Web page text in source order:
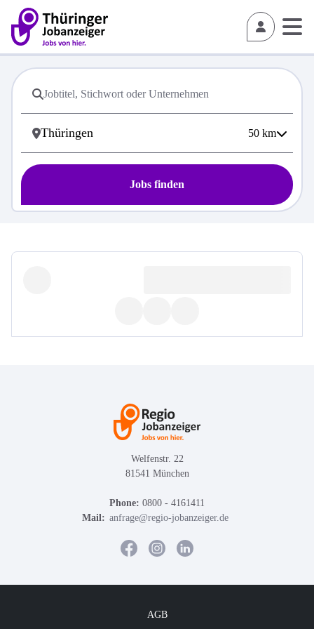
50 km
Jobs finden
Welfenstr. 22
81541 München
Phone: 0800 - 4161411
Mail: anfrage@regio-jobanzeiger.de
AGB